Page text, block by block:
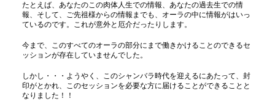
たとえば、あなたのこの肉体人生での情報、あなたの過去生での情
報、そして、ご先祖様からの情報までも、オーラの中に情報がはいっ
ているのです。これが意外と厄介だったりします。
今まで、このすべてのオーラの部分にまで働きかけることのできるセ
ッションが存在していませんでした。
しかし・・・ようやく、このシャンバラ時代を迎えるにあたって、封
印がとかれ、このセッションを必要な方に届けることができることと
なりました！！